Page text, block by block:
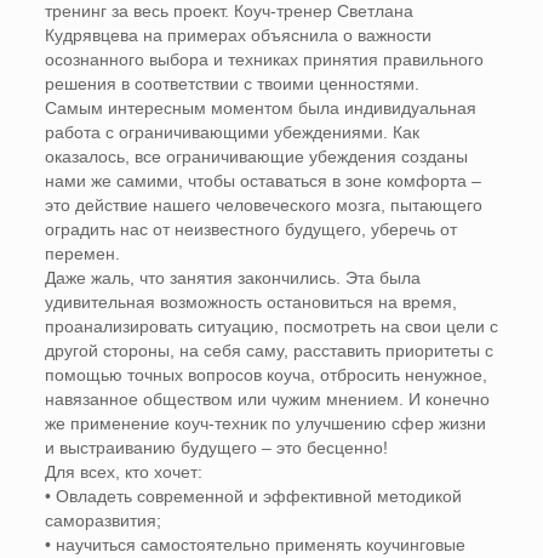
тренинг за весь проект. Коуч-тренер Светлана
Кудрявцева на примерах объяснила о важности
осознанного выбора и техниках принятия правильного
решения в соответствии с твоими ценностями.
Самым интересным моментом была индивидуальная
работа с ограничивающими убеждениями. Как
оказалось, все ограничивающие убеждения созданы
нами же самими, чтобы оставаться в зоне комфорта –
это действие нашего человеческого мозга, пытающего
оградить нас от неизвестного будущего, уберечь от
перемен.
Даже жаль, что занятия закончились. Эта была
удивительная возможность остановиться на время,
проанализировать ситуацию, посмотреть на свои цели с
другой стороны, на себя саму, расставить приоритеты с
помощью точных вопросов коуча, отбросить ненужное,
навязанное обществом или чужим мнением. И конечно
же применение коуч-техник по улучшению сфер жизни
и выстраиванию будущего – это бесценно!
Для всех, кто хочет:
• Овладеть современной и эффективной методикой
саморазвития;
• научиться самостоятельно применять коучинговые